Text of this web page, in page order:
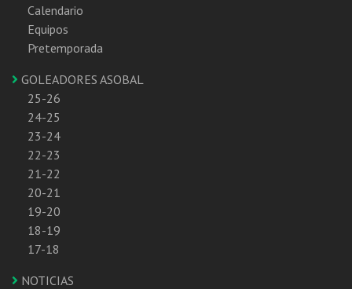
Calendario
Equipos
Pretemporada
GOLEADORES ASOBAL
25-26
24-25
23-24
22-23
21-22
20-21
19-20
18-19
17-18
NOTICIAS